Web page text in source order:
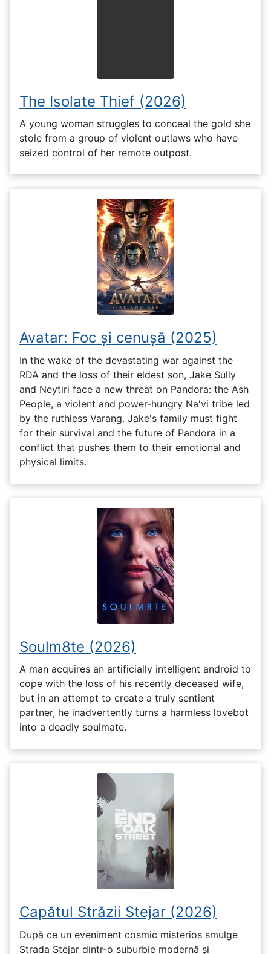
The Isolate Thief (2026)
A young woman struggles to conceal the gold she
stole from a group of violent outlaws who have
seized control of her remote outpost.
Avatar: Foc și cenușă (2025)
In the wake of the devastating war against the
RDA and the loss of their eldest son, Jake Sully
and Neytiri face a new threat on Pandora: the Ash
People, a violent and power-hungry Na'vi tribe led
by the ruthless Varang. Jake's family must fight
for their survival and the future of Pandora in a
conflict that pushes them to their emotional and
physical limits.
Soulm8te (2026)
A man acquires an artificially intelligent android to
cope with the loss of his recently deceased wife,
but in an attempt to create a truly sentient
partner, he inadvertently turns a harmless lovebot
into a deadly soulmate.
Capătul Străzii Stejar (2026)
După ce un eveniment cosmic misterios smulge
Strada Stejar dintr-o suburbie modernă și